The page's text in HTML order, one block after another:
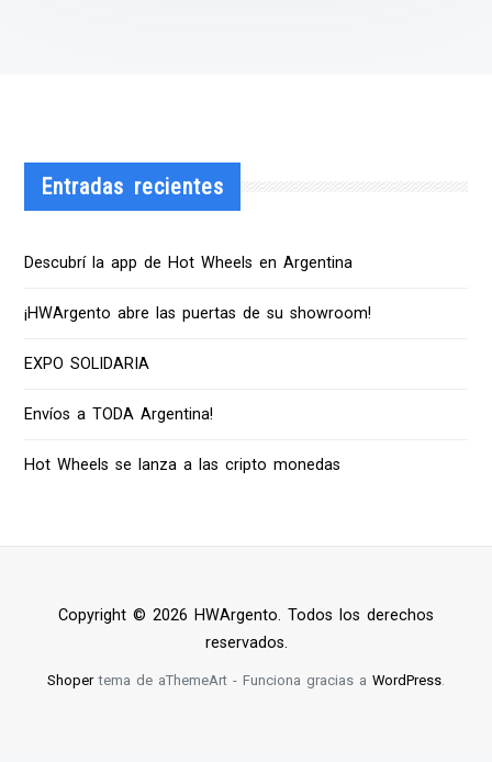
Entradas recientes
Descubrí la app de Hot Wheels en Argentina
¡HWArgento abre las puertas de su showroom!
EXPO SOLIDARIA
Envíos a TODA Argentina!
Hot Wheels se lanza a las cripto monedas
Copyright © 2026 HWArgento. Todos los derechos
reservados.
Shopertema de aThemeArt - Funciona gracias a WordPress